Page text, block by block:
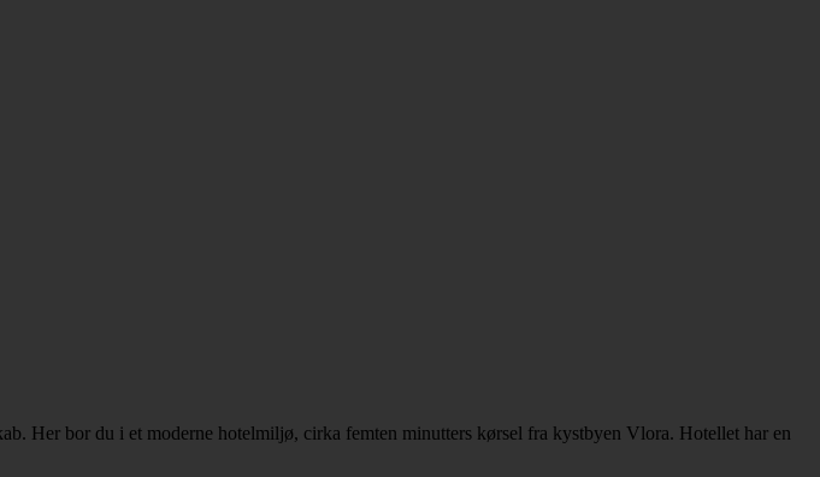
Her bor du i et moderne hotelmiljø, cirka femten minutters kørsel fra kystbyen Vlora. Hotellet har en